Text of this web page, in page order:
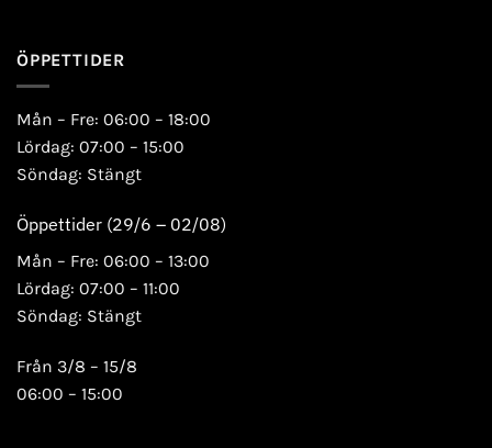
ÖPPETTIDER
Mån – Fre: 06:00 – 18:00
Lördag: 07:00 – 15:00
Söndag: Stängt
Öppettider (29/6 – 02/08)
Mån – Fre: 06:00 – 13:00
Lördag: 07:00 – 11:00
Söndag: Stängt
Från 3/8 – 15/8
06:00 – 15:00